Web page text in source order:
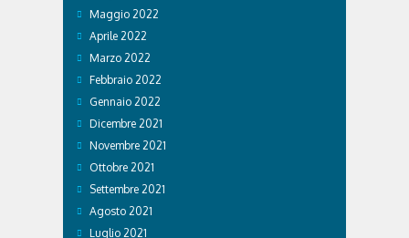
Maggio 2022
Aprile 2022
Marzo 2022
Febbraio 2022
Gennaio 2022
Dicembre 2021
Novembre 2021
Ottobre 2021
Settembre 2021
Agosto 2021
Luglio 2021